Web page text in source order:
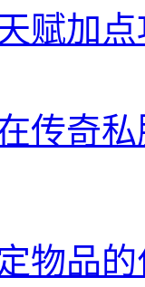
赋加
传奇
物品